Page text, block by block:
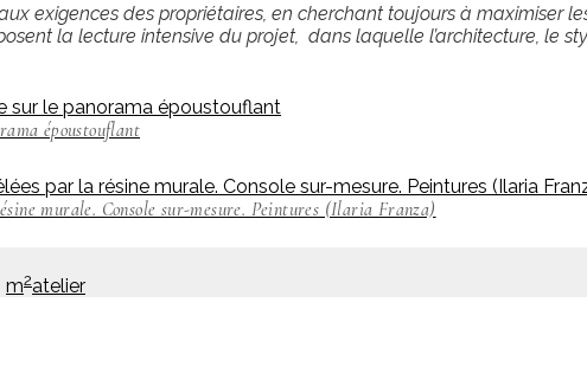
exigences des propriétaires, en cherchant toujours à maximiser
la lecture intensive du projet, dans laquelle l’architecture, le
époustouflant
murale. Console sur-mesure. Peintures (Ilaria Franza)
m2atelier